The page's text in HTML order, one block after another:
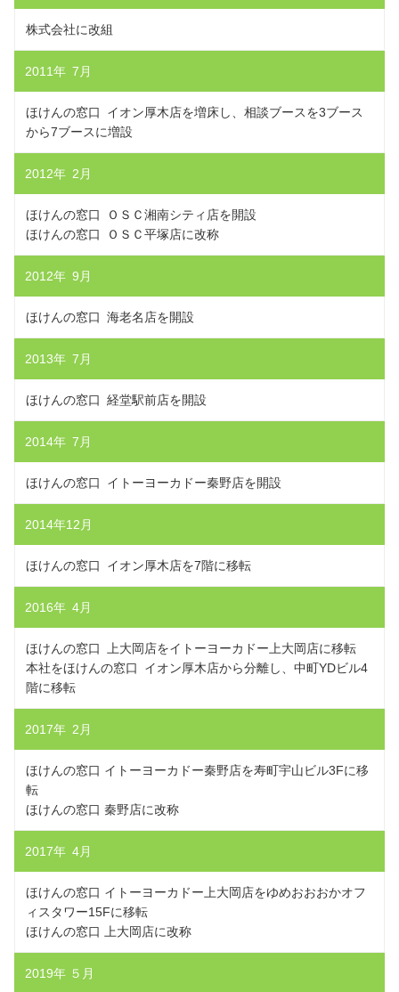
株式会社に改組
2011年 7月
ほけんの窓口 イオン厚木店を増床し、相談ブースを3ブース
から7ブースに増設
2012年 2月
ほけんの窓口 ＯＳＣ湘南シティ店を開設
ほけんの窓口 ＯＳＣ平塚店に改称
2012年 9月
ほけんの窓口 海老名店を開設
2013年 7月
ほけんの窓口 経堂駅前店を開設
2014年 7月
ほけんの窓口 イトーヨーカドー秦野店を開設
2014年12月
ほけんの窓口 イオン厚木店を7階に移転
2016年 4月
ほけんの窓口 上大岡店をイトーヨーカドー上大岡店に移転
本社をほけんの窓口 イオン厚木店から分離し、中町YDビル4
階に移転
2017年 2月
ほけんの窓口 イトーヨーカドー秦野店を寿町宇山ビル3Fに移
転
ほけんの窓口 秦野店に改称
2017年 4月
ほけんの窓口 イトーヨーカドー上大岡店をゆめおおおかオフ
ィスタワー15Fに移転
ほけんの窓口 上大岡店に改称
2019年 ５月